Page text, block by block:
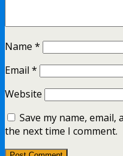
Name *
Email *
Website
Save my name,
the next time I comment.